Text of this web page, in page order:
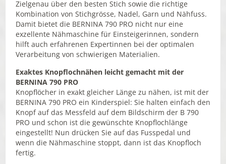
Zielgenau über den besten Stich sowie die richtige
Kombination von Stichgrösse, Nadel, Garn und Nähfuss.
Damit bietet die BERNINA 790 PRO nicht nur eine
exzellente Nähmaschine für Einsteigerinnen, sondern
hilft auch erfahrenen Expertinnen bei der optimalen
Verarbeitung von schwierigen Materialien.
Exaktes Knopflochnähen leicht gemacht mit der
BERNINA 790 PRO
Knopflöcher in exakt gleicher Länge zu nähen, ist mit der
BERNINA 790 PRO ein Kinderspiel: Sie halten einfach den
Knopf auf das Messfeld auf dem Bildschirm der B 790
PRO und schon ist die gewünschte Knopflochlänge
eingestellt! Nun drücken Sie auf das Fusspedal und
wenn die Nähmaschine stoppt, dann ist das Knopfloch
fertig.